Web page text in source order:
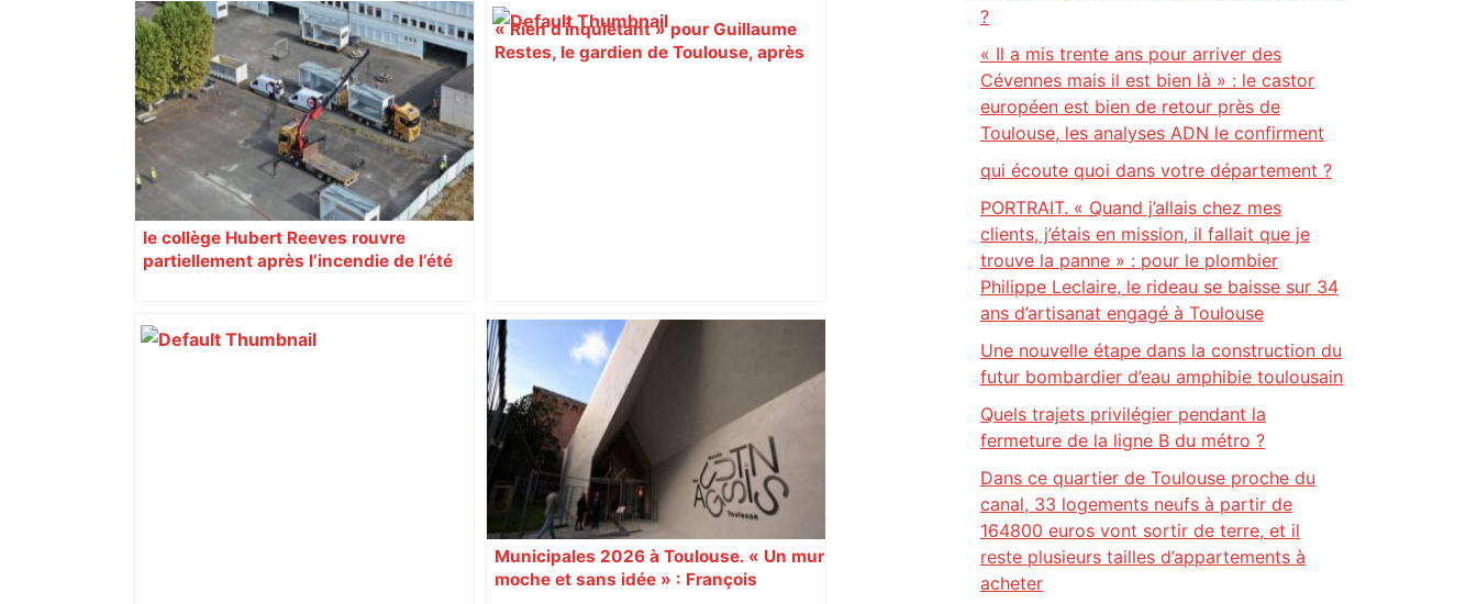
« Rien d'inquiétant » pour Guillaume
Restes, le gardien de Toulouse, après
le collège Hubert Reeves rouvre
partiellement après l’incendie de l’été
Alliance PS/LFI à Toulouse : Marc
Sztulman claque la porte – RMC
Municipales 2026 à Toulouse. « Un mur
moche et sans idée » : François
?
« Il a mis trente ans pour arriver des
Cévennes mais il est bien là » : le castor
européen est bien de retour près de
Toulouse, les analyses ADN le confirment
qui écoute quoi dans votre département ?
PORTRAIT. « Quand j’allais chez mes
clients, j’étais en mission, il fallait que je
trouve la panne » : pour le plombier
Philippe Leclaire, le rideau se baisse sur 34
ans d’artisanat engagé à Toulouse
Une nouvelle étape dans la construction du
futur bombardier d’eau amphibie toulousain
Quels trajets privilégier pendant la
fermeture de la ligne B du métro ?
Dans ce quartier de Toulouse proche du
canal, 33 logements neufs à partir de
164800 euros vont sortir de terre, et il
reste plusieurs tailles d’appartements à
acheter